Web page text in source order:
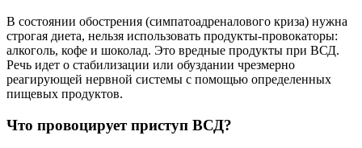
В состоянии обострения (симпатоадреналового криза) нужна
строгая диета, нельзя использовать продукты-провокаторы:
алкоголь, кофе и шоколад. Это вредные продукты при ВСД.
Речь идет о стабилизации или обуздании чрезмерно
реагирующей нервной системы с помощью определенных
пищевых продуктов.
Что провоцирует приступ ВСД?